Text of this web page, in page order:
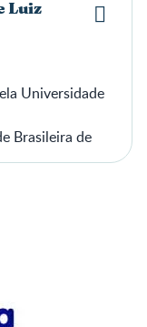
Luiz
Universidade
Brasileira de
de